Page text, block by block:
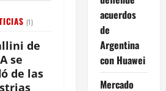
(1)
de
se
de las
acuerdos
de
Argentina
con Huawei
Mercado